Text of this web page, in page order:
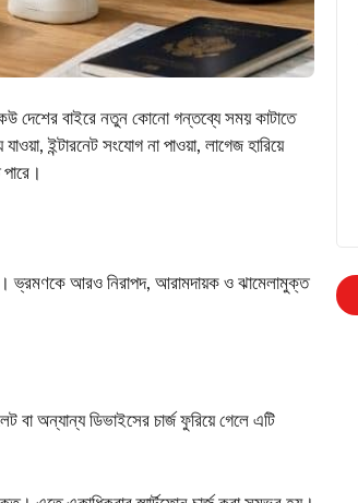
দেশের বাইরে নতুন কোনো গন্তব্যে সময় কাটাতে
ইন্টারনেট সংযোগ না পাওয়া, লাগেজ হারিয়ে
ভ্রমণকে আরও নিরাপদ, আরামদায়ক ও ঝামেলামুক্ত
বা অন্যান্য ডিভাইসের চার্জ ফুরিয়ে গেলে এটি